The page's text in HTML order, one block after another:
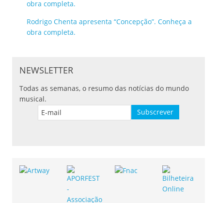
Rodrigo Chenta apresenta “Concepção”. Conheça a
obra completa.
NEWSLETTER
Todas as semanas, o resumo das notícias do mundo
musical.